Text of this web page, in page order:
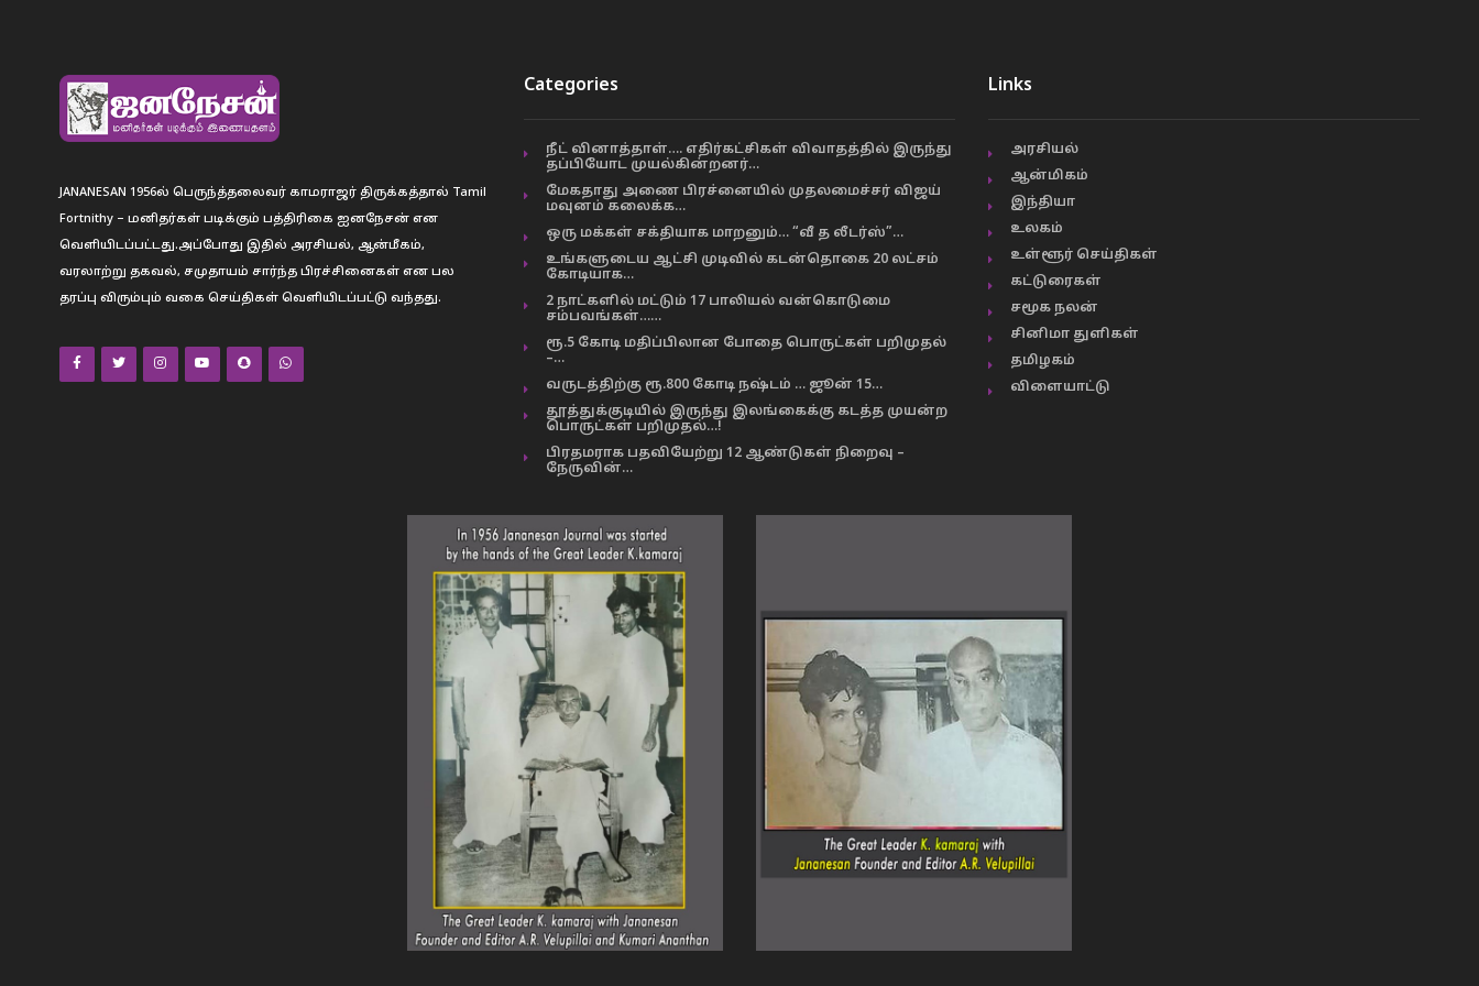
JANANESAN 1956ல் பெருந்த்தலைவர் காமராஜர் திருக்கத்தால் Tamil
Fortnithy – மனிதர்கள் படிக்கும் பத்திரிகை ஐனநேசன் என
வெளியிடப்பட்டது.அப்போது இதில் அரசியல், ஆன்மீகம்,
வரலாற்று தகவல், சமுதாயம் சார்ந்த பிரச்சினைகள் என பல
தரப்பு விரும்பும் வகை செய்திகள் வெளியிடப்பட்டு வந்தது.
Categories
நீட் வினாத்தாள்…. எதிர்கட்சிகள் விவாதத்தில் இருந்து
தப்பியோட முயல்கின்றனர்…
மேகதாது அணை பிரச்னையில் முதலமைச்சர் விஜய்
மவுனம் கலைக்க…
ஒரு மக்கள் சக்தியாக மாறனும்… “வீ த லீடர்ஸ்”…
உங்களுடைய ஆட்சி முடிவில் கடன்தொகை 20 லட்சம்
கோடியாக…
2 நாட்களில் மட்டும் 17 பாலியல் வன்கொடுமை
சம்பவங்கள்……
ரூ.5 கோடி மதிப்பிலான போதை பொருட்கள் பறிமுதல்
–…
வருடத்திற்கு ரூ.800 கோடி நஷ்டம் … ஜூன் 15…
தூத்துக்குடியில் இருந்து இலங்கைக்கு கடத்த முயன்ற
பொருட்கள் பறிமுதல்…!
பிரதமராக பதவியேற்று 12 ஆண்டுகள் நிறைவு –
நேருவின்…
Links
அரசியல்
ஆன்மிகம்
இந்தியா
உலகம்
உள்ளூர் செய்திகள்
கட்டுரைகள்
சமூக நலன்
சினிமா துளிகள்
தமிழகம்
விளையாட்டு